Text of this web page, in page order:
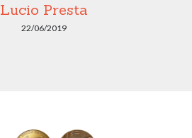
Lucio Presta
22/06/2019